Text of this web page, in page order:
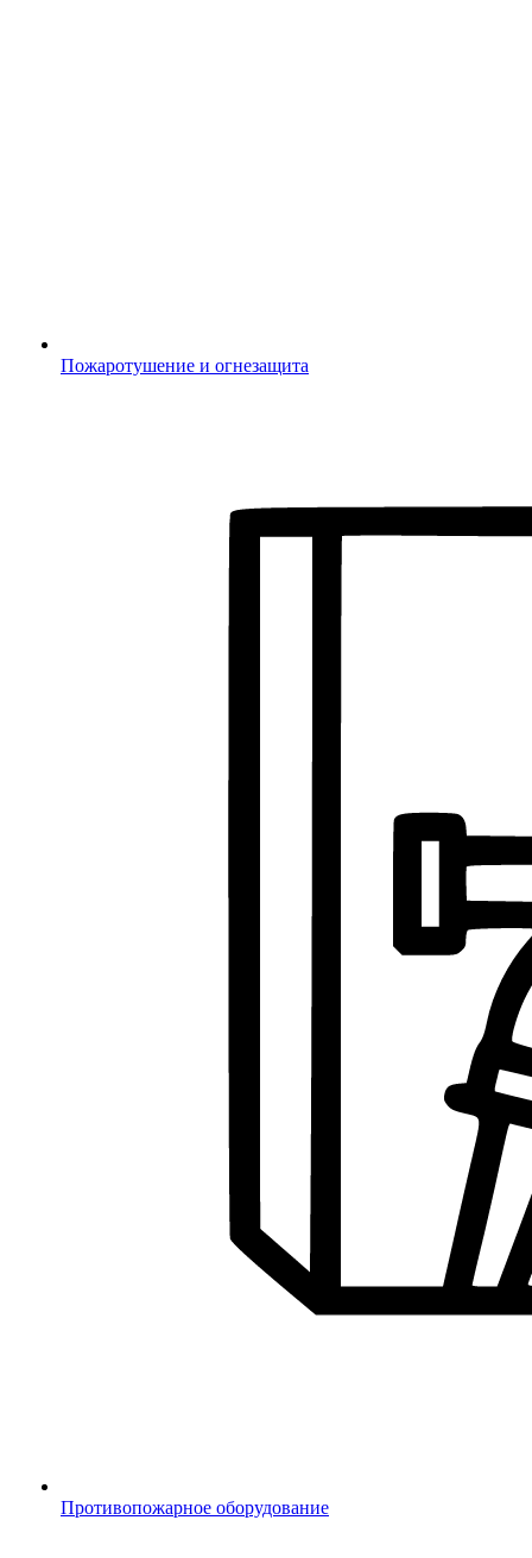
Пожаротушение и огнезащита
Противопожарное оборудование